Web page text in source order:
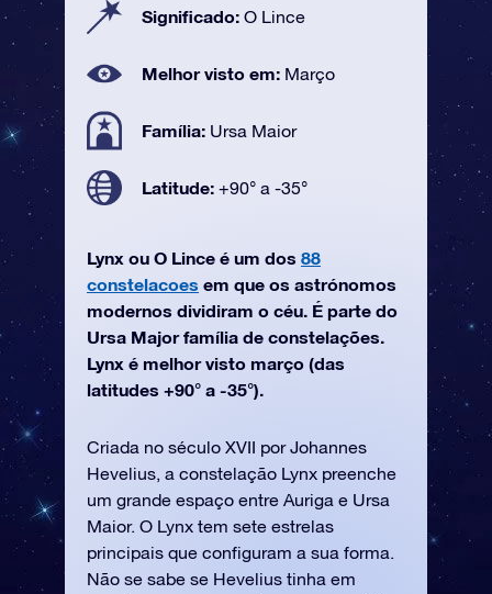
Significado: O Lince
Melhor visto em: Março
Família: Ursa Maior
Latitude: +90° a -35°
Lynx ou O Lince é um dos 88
constelacoes em que os astrónomos
modernos dividiram o céu. É parte do
Ursa Major família de constelações.
Lynx é melhor visto março (das
latitudes +90° a -35°).
Criada no século XVII por Johannes
Hevelius, a constelação Lynx preenche
um grande espaço entre Auriga e Ursa
Maior. O Lynx tem sete estrelas
principais que configuram a sua forma.
Não se sabe se Hevelius tinha em